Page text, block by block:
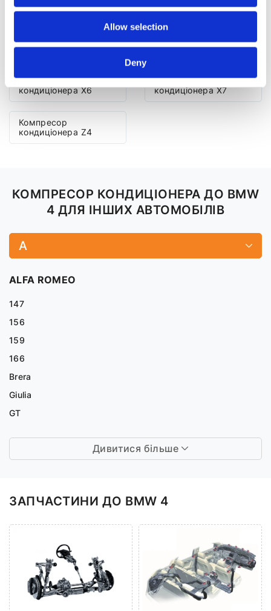
Allow selection
Deny
кондиціонера X2
кондиціонера X3
кондиціонера X4
кондиціонера X5
Компресор
кондиціонера X6
Компресор
кондиціонера X7
Компресор
кондиціонера Z4
КОМПРЕСОР КОНДИЦІОНЕРА ДО BMW
4 ДЛЯ ІНШИХ АВТОМОБІЛІВ
A
ALFA ROMEO
147
156
159
166
Brera
Giulia
GT
Дивитися більше
ЗАПЧАСТИНИ ДО BMW 4